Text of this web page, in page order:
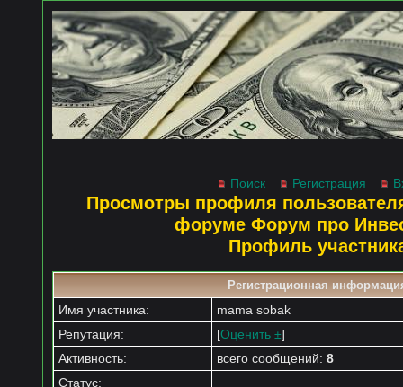
Поиск Регистрация
Просмотры профиля
форуме Форум про
Профиль
Регистрационная
Имя участника:
mama sobak
Репутация:
[Оценить ±]
Активность:
всего сообщений:8
Статус: